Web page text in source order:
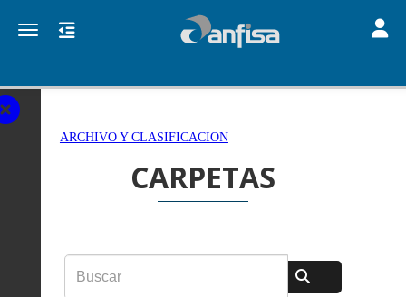
Toggle navigation
ARCHIVO Y CLASIFICACION
CARPETAS